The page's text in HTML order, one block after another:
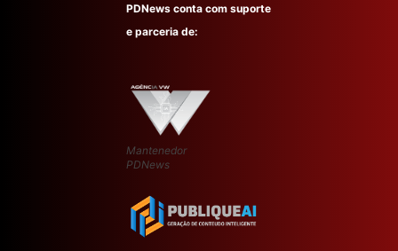
PDNews conta com suporte
e parceria de:
Mantenedor
PDNews